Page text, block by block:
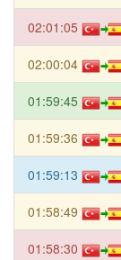
02:01:05
02:00:04
01:59:45
01:59:36
01:59:13
01:58:49
01:58:30